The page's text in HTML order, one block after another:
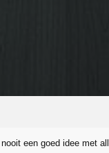
een goed idee met